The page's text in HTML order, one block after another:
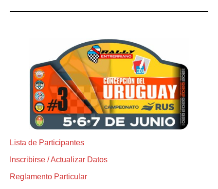
Lista de Participantes
Inscribirse / Actualizar Datos
Reglamento Particular